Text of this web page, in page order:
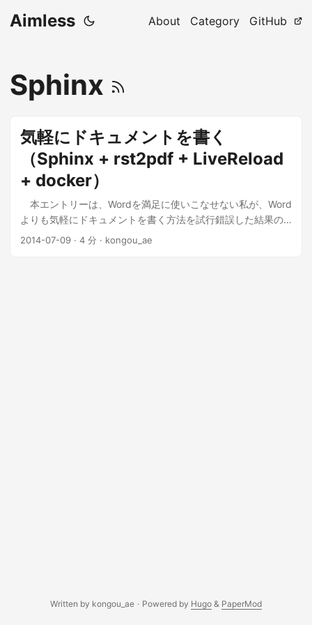
Aimless About Category GitHub
Sphinx
気軽にドキュメントを書く
（Sphinx + rst2pdf + LiveReload
+ docker）
本エントリーは、Wordを満足に使いこなせない私が、Word
よりも気軽にドキュメントを書く方法を試行錯誤した結果の
メモです。せめて内部用のドキュメントくらいは気軽に書き
2014-07-09 · 4 分 · kongou_ae
Written by kongou_ae · Powered by Hugo & PaperMod